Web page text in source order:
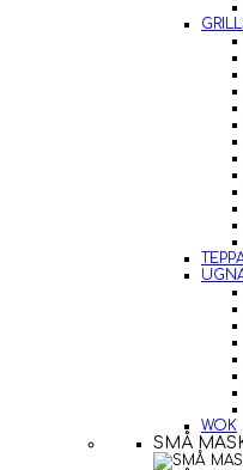
WOK
SMÅ